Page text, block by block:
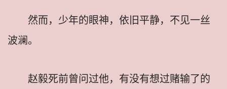
然而，少年的眼神，依旧平静，不见一丝
波澜。
赵毅死前曾问过他，有没有想过赌输了的